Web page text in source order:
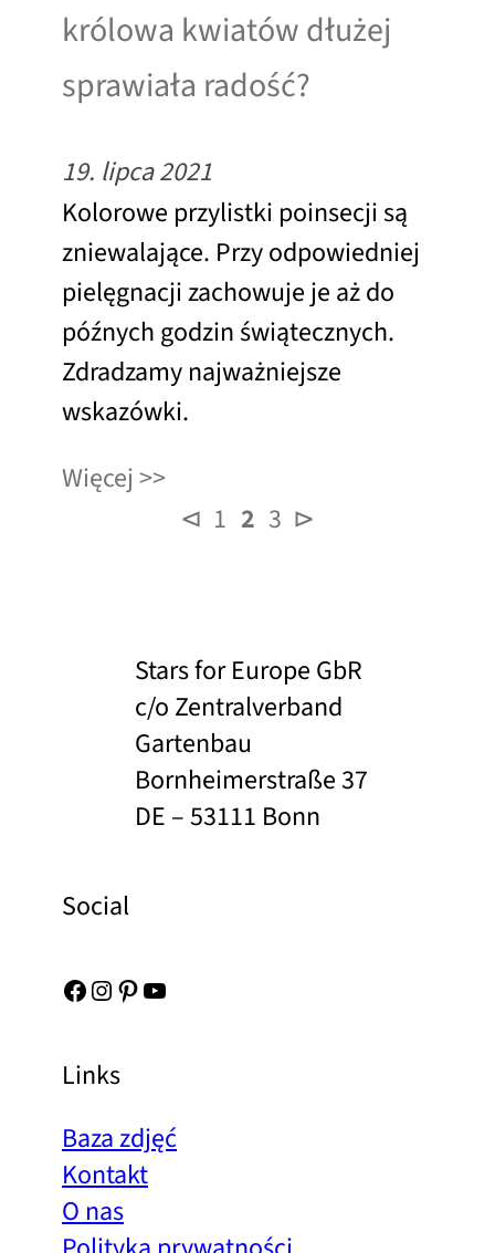
królowa kwiatów dłużej
sprawiała radość?
19. lipca 2021
Kolorowe przylistki poinsecji są
zniewalające. Przy odpowiedniej
pielęgnacji zachowuje je aż do
późnych godzin świątecznych.
Zdradzamy najważniejsze
wskazówki.
Więcej
⊲ 1 2 3 ⊳
Stars for Europe GbR
c/o Zentralverband
Gartenbau
Bornheimerstraße 37
DE – 53111 Bonn
Social
Facebook Instagram Pinterest YouTube
Links
Baza zdjęć
Kontakt
O nas